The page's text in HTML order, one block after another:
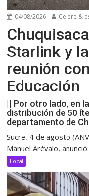
04/08/2026 Ce ere &
Starlink y
reunión
Educación
|| Por otro lado, en
distribución de 50
departamento de
Sucre, 4 de agosto
Manuel Arévalo,
Local